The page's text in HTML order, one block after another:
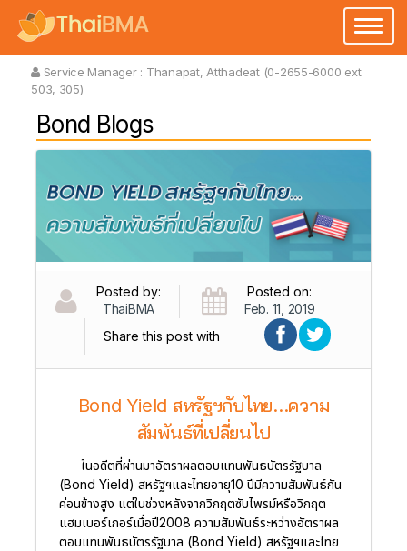
Service Manager : Thanapat, Atthadeat (0-2655-6000 ext.
503, 305)
Bond Blogs
Posted by:
ThaiBMA
Posted on:
Feb. 11, 2019
Share this post with
Bond Yield สหรัฐฯกับไทย...ความ
สัมพันธ์ที่เปลี่ยนไป
ในอดีตที่ผ่านมาอัตราผลตอบแทนพันธบัตรรัฐบาล
(Bond Yield) สหรัฐฯและไทยอายุ10 ปีมีความสัมพันธ์กัน
ค่อนข้างสูง แต่ในช่วงหลังจากวิกฤตซับไพรม์หรือวิกฤต
แฮมเบอร์เกอร์เมื่อปี2008 ความสัมพันธ์ระหว่างอัตราผล
ตอบแทนพันธบัตรรัฐบาล (Bond Yield) สหรัฐฯและไทย